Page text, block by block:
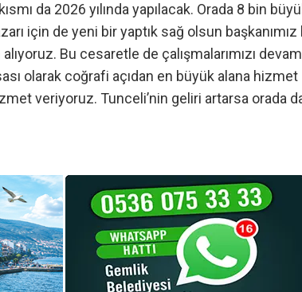
da 2026 yılında yapılacak. Orada 8 bin
için de yeni bir yaptık sağ olsun
Bu cesaretle de çalışmalarımızı devam
olarak coğrafi açıdan en büyük alana hizmet
veriyoruz. Tunceli’nin geliri artarsa orada